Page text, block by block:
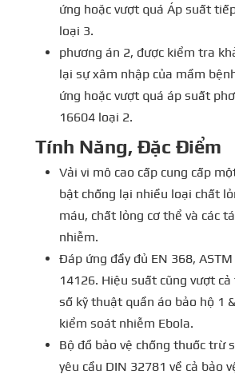
ứng hoặc vượt quá Áp suất
loại 3.
phương án 2, được kiểm tra
lại sự xâm nhập của mầm
ứng hoặc vượt quá áp suất
16604 loại 2.
Tính Năng, Đặc Điểm
Vải vi mô cao cấp cung cấp
bật chống lại nhiều loại chất
máu, chất lỏng cơ thể và các
nhiễm.
Đáp ứng đầy đủ EN 368,
14126. Hiệu suất cũng vượt
số kỹ thuật quần áo bảo hộ 1
kiểm soát nhiễm Ebola.
Bộ đồ bảo vệ chống thuốc trừ
yêu cầu DIN 32781 về cả bảo